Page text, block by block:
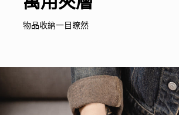
物品收納一目瞭然